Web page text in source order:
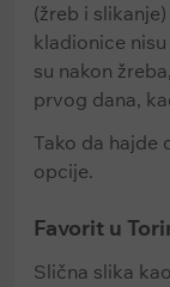
(žreb i
kladionice
su nakon
prvog dana,
Tako da hajde
opcije.
Favorit u
Slična slika